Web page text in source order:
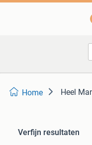
Home Heel
Verfijn resultaten